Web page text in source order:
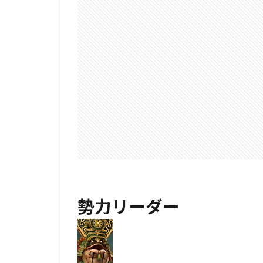
勢力リーダー